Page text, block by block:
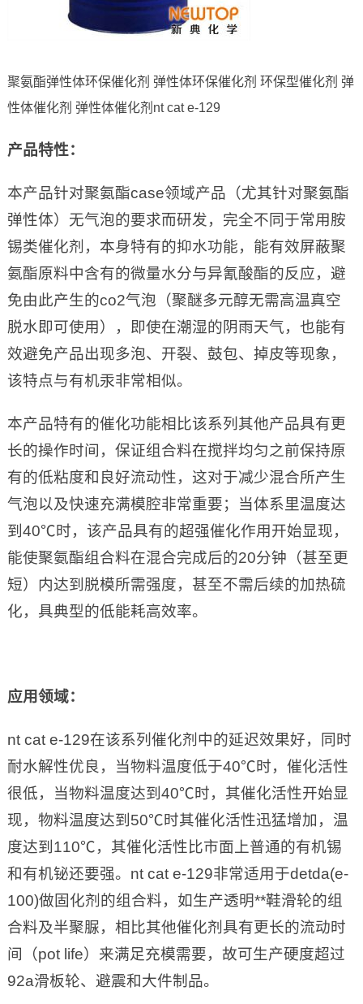
聚氨酯弹性体环保催化剂 弹性体环保催化剂 环保型催化剂 弹
性体催化剂 弹性体催化剂nt cat e-129
产品特性：
本产品针对聚氨酯case领域产品（尤其针对聚氨酯
弹性体）无气泡的要求而研发，完全不同于常用胺
锡类催化剂，本身特有的抑水功能，能有效屏蔽聚
氨酯原料中含有的微量水分与异氰酸酯的反应，避
免由此产生的co2气泡（聚醚多元醇无需高温真空
脱水即可使用），即使在潮湿的阴雨天气，也能有
效避免产品出现多泡、开裂、鼓包、掉皮等现象，
该特点与有机汞非常相似。
本产品特有的催化功能相比该系列其他产品具有更
长的操作时间，保证组合料在搅拌均匀之前保持原
有的低粘度和良好流动性，这对于减少混合所产生
气泡以及快速充满模腔非常重要；当体系里温度达
到40℃时，该产品具有的超强催化作用开始显现，
能使聚氨酯组合料在混合完成后的20分钟（甚至更
短）内达到脱模所需强度，甚至不需后续的加热硫
化，具典型的低能耗高效率。
应用领域：
nt cat e-129在该系列催化剂中的延迟效果好，同时
耐水解性优良，当物料温度低于40℃时，催化活性
很低，当物料温度达到40℃时，其催化活性开始显
现，物料温度达到50℃时其催化活性迅猛增加，温
度达到110℃，其催化活性比市面上普通的有机锡
和有机铋还要强。nt cat e-129非常适用于detda(e-
100)做固化剂的组合料，如生产透明**鞋滑轮的组
合料及半聚脲，相比其他催化剂具有更长的流动时
间（pot life）来满足充模需要，故可生产硬度超过
92a滑板轮、避震和大件制品。